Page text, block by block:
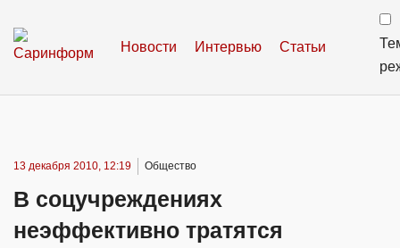
Новости Интервью Статьи
13 декабря 2010, 12:19 Общество
В соцучреждениях
неэффективно тратятся